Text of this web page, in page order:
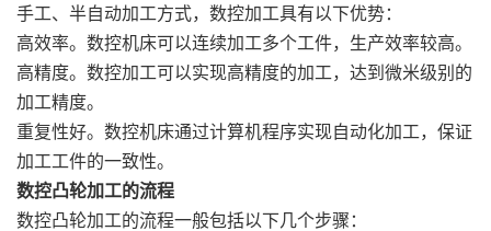
手工、半自动加工方式，数控加工具有以下优势：
高效率。数控机床可以连续加工多个工件，生产效率较高。
高精度。数控加工可以实现高精度的加工，达到微米级别的
加工精度。
重复性好。数控机床通过计算机程序实现自动化加工，保证
加工工件的一致性。
数控凸轮加工的流程
数控凸轮加工的流程一般包括以下几个步骤：